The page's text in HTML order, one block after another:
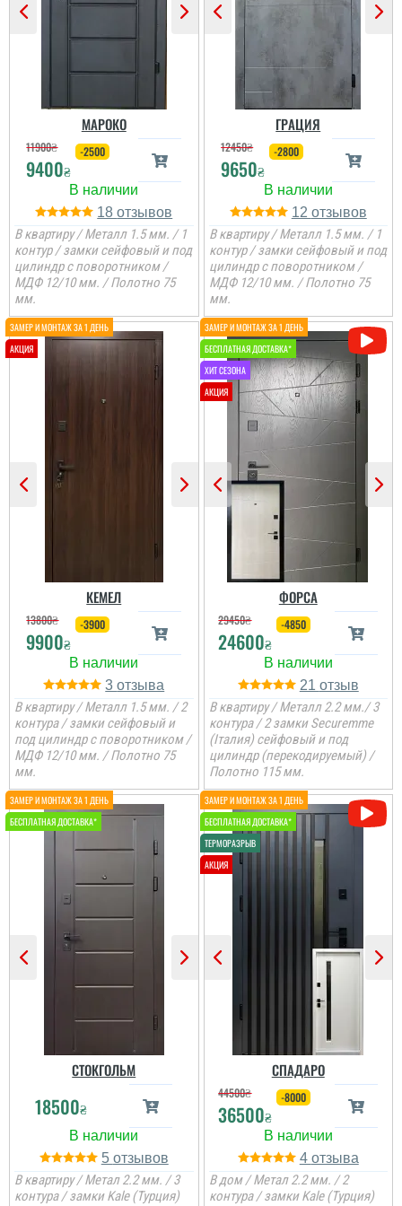
чекати не потрібно було
непогані.
Двері дуже
сподобались, дякую за
все від заміру до
установки.
два контури ущільнення,
Олег
Сподобався конструктив
та наповненням. Тут ж
стеродур+мінвата і
фольгоізол ну і
терморозрив. Хлопці
установщик професійні
...
Іван
Класний дизайн,надійне
дерев'яне покриття,
допомогу у виборі
надійно....
Ростік
В магазині дуже великий
вибір і дуже
сподобалась дана
модель. Встановили
після замовлення....
читати всі відгуки
МАРОКО
11900₴
9400₴
-2500
18
В квартиру / Металл 1.5 мм. / 1
контур / замки сейфовый и под
цилиндр с поворотником /
МДФ 12/10 мм. / Полотно 75
мм.
ГРАЦИЯ
12450₴
9650₴
-2800
12
В квартиру / Металл 1.5 мм. / 1
контур / замки сейфовый и под
цилиндр с поворотником /
МДФ 12/10 мм. / Полотно 75
мм.
КЕМЕЛ
13800₴
9900₴
-3900
3
В квартиру / Металл 1.5 мм. / 2
контура / замки сейфовый и
под цилиндр с поворотником /
МДФ 12/10 мм. / Полотно 75
мм.
ФОРСА
29450₴
24600₴
-4850
21
В квартиру / Металл 2.2 мм./ 3
контура / 2 замки Securemme
(Італия) сейфовый и под
цилиндр (перекодируемый) /
Полотно 115 мм.
СТОКГОЛЬМ
18500₴
5
В квартиру / Метал 2.2 мм. / 3
контура / замки Kale (Турция)
СПАДАРО
44500₴
36500₴
-8000
4
В дом / Метал 2.2 мм. / 2
контура / замки Kale (Турция)